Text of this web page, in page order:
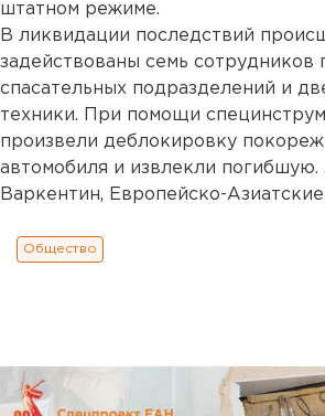
штатном режиме.
В ликвидации последствий
задействованы семь сотрудников
спасательных подразделений и
техники. При помощи
произвели деблокировку
автомобиля и извлекли
Варкентин, Европейско-
Общество